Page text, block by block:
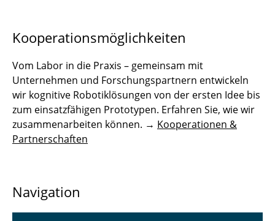
Kooperationsmöglichkeiten
Vom Labor in die Praxis – gemeinsam mit
Unternehmen und Forschungspartnern entwickeln
wir kognitive Robotiklösungen von der ersten Idee bis
zum einsatzfähigen Prototypen. Erfahren Sie, wie wir
zusammenarbeiten können. → Kooperationen &
Partnerschaften
Navigation